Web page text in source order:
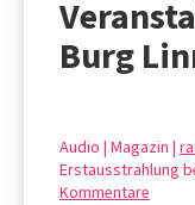
Burg
Audio | Magazin |
Erstausstrahlung
Kommentare